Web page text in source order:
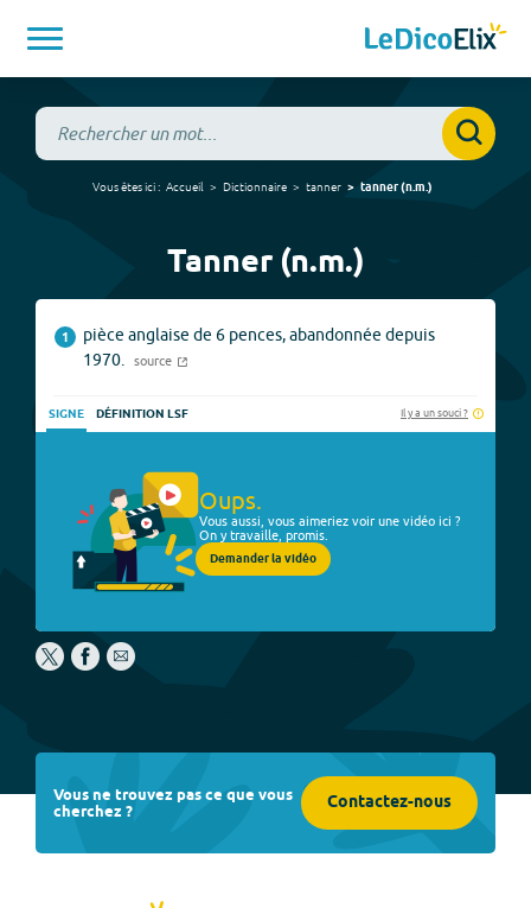
Vous êtes ici : Accueil Dictionnaire tanner tanner(n.m.)
Tanner (n.m.)
1
pièce anglaise de 6 pences, abandonnée depuis
1970.
source
SIGNE DÉFINITION LSF Il y a un souci ?
Oups.
Vous aussi, vous aimeriez voir une vidéo ici ?
On y travaille, promis.
Demander la vidéo
Vous ne trouvez pas ce que vous
cherchez ? Contactez-nous